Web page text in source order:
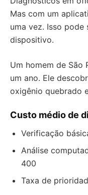
Mas com um
uma vez. Isso pode
dispositivo.
Um homem de São
um ano. Ele
oxigênio quebrado
Custo médio de
Verificação
Análise
400
Taxa de